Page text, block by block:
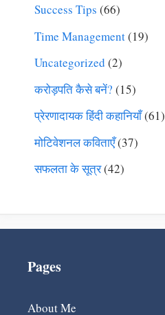
Success Tips (66)
Time Management(19)
Uncategorized (2)
करोड़पति कैसे बनें? (15)
प्रेरणादायक हिंदी कहानियाँ(61)
मोटिवेशनल कविताएँ(37)
सफलता के सूत्र(42)
Pages
About Me